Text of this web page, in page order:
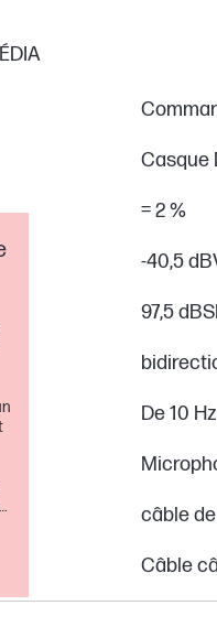
Casque
= 2 %
-40,5
97,5
De 10
câble
Câble